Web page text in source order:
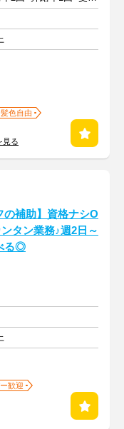
髪色自由
見る
の補助】資格ナシO
タン業務♪週2日～
る◎
歓迎